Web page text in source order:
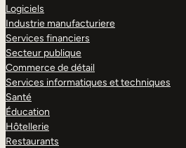
Logiciels
Industrie manufacturiere
Services financiers
Secteur publique
Commerce de détail
Services informatiques et techniques
Santé
Éducation
Hôtellerie
Restaurants